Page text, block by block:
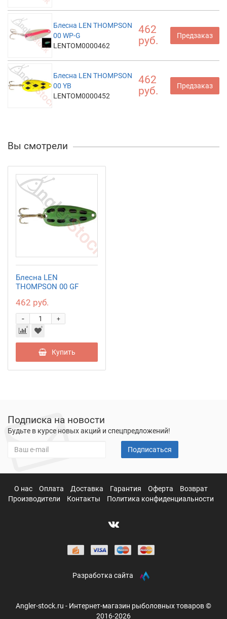
Блесна LEN THOMPSON
00 WP-G
LENTOM0000462
462
руб.
Предзаказ
Блесна LEN THOMPSON
00 YB
LENTOM0000452
462
руб.
Предзаказ
Вы смотрели
Блесна LEN
THOMPSON 00 GF
462 руб.
+
-
Купить
Подписка на новости
Будьте в курсе новых акций и спецпредложений!
Подписаться
О нас Оплата Доставка Гарантия Оферта
Возврат
Производители
Контакты Политика конфиденциальности
Разработка сайта
Angler-stock.ru - Интернет-магазин рыболовных товаров ©
2016-2026